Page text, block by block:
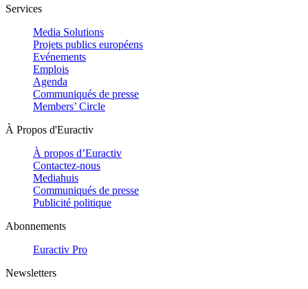
Services
Media Solutions
Projets publics européens
Evénements
Emplois
Agenda
Communiqués de presse
Members’ Circle
À Propos d'Euractiv
À propos d’Euractiv
Contactez-nous
Mediahuis
Communiqués de presse
Publicité politique
Abonnements
Euractiv Pro
Newsletters